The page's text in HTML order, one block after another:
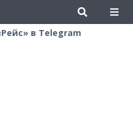
в Telegram